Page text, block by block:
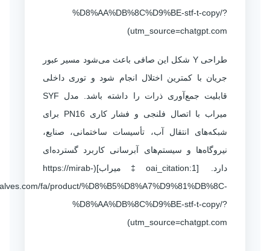
%D8%AA%DB%8C%D9%BE-stf-t-copy/?
utm_source=chatgpt.com)
طراحی Y شکل این صافی باعث می‌شود مسیر عبور
جریان با کمترین اختلال انجام شود و توری داخلی
قابلیت جمع‌آوری ذرات را داشته باشد. مدل SYF
میراب با اتصال فلنجی و فشار کاری PN16 برای
شبکه‌های انتقال آب، تأسیسات ساختمانی، صنایع،
نیروگاه‌ها و سیستم‌های آبرسانی کاربرد گسترده‌ای
دارد. [oai_citation:1‡میراب](https://mirab-
fa/product/%D8%B5%D8%A7%D9%81%DB%8C-
%D8%AA%DB%8C%D9%BE-stf-t-copy/?
utm_source=chatgpt.com)